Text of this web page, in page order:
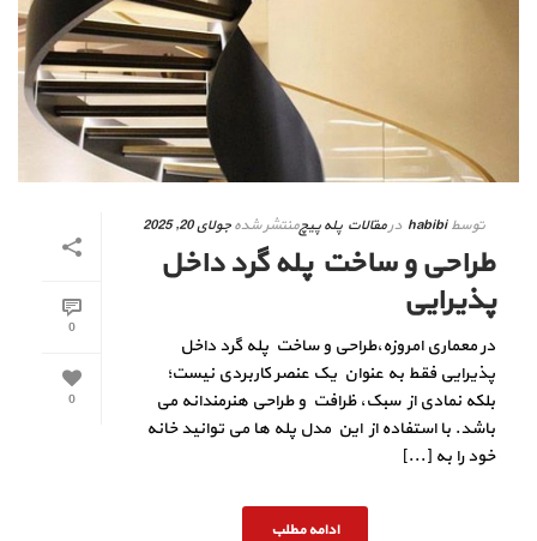
0
0
توسط habibi درمقالات پله پیچمنتشر شده جولای 20, 2025
طراحی و ساخت پله گرد داخل
پذیرایی
در معماری امروزه،طراحی و ساخت پله گرد داخل
پذیرایی فقط به عنوان یک عنصر کاربردی نیست؛
بلکه نمادی از سبک، ظرافت و طراحی هنرمندانه می
باشد. با استفاده از این مدل پله‌ ها می‌ توانید خانه
خود را به [...]
ادامه مطلب